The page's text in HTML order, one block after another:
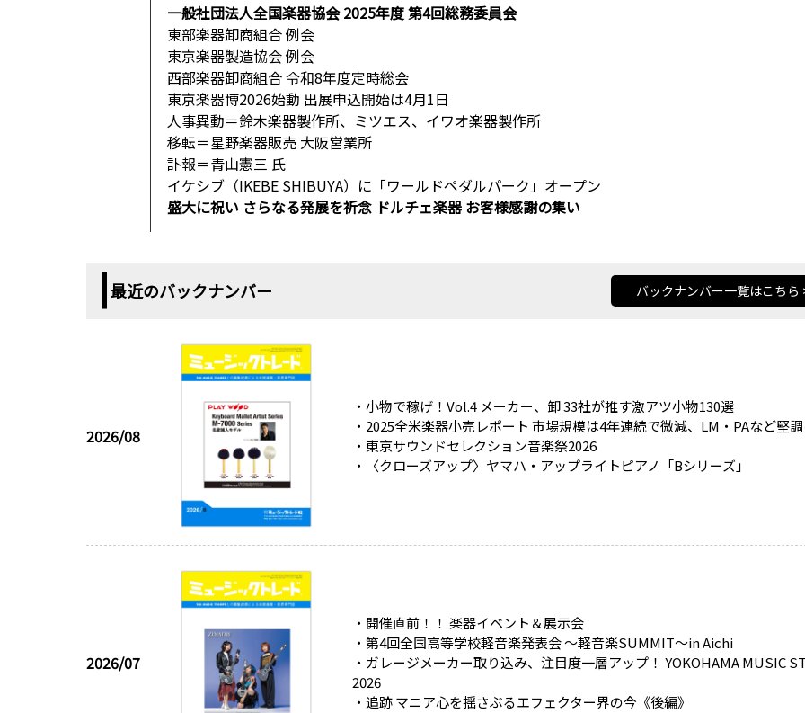
一般社団法人全国楽器協会 2025年度 第4回総務委員会
東部楽器卸商組合 例会
東京楽器製造協会 例会
西部楽器卸商組合 令和8年度定時総会
東京楽器博2026始動 出展申込開始は4月1日
人事異動＝鈴木楽器製作所、ミツエス、イワオ楽器製作所
移転＝星野楽器販売 大阪営業所
訃報＝青山憲三 氏
イケシブ（IKEBE SHIBUYA）に「ワールドペダルパーク」オープン
盛大に祝い さらなる発展を祈念 ドルチェ楽器 お客様感謝の集い
最近のバックナンバー バックナンバー一覧はこちら
2026/08
・小物で稼げ！Vol.4 メーカー、卸 33社が推す激アツ小物130選
・2025全米楽器小売レポート 市場規模は4年連続で微減、LM・PAなど堅
・東京サウンドセレクション音楽祭2026
・〈クローズアップ〉ヤマハ・アップライトピアノ「Bシリーズ」
2026/07
・開催直前！！ 楽器イベント＆展示会
・第4回全国高等学校軽音楽発表会 ～軽音楽SUMMIT～in Aichi
・ガレージメーカー取り込み、注目度一層アップ！ YOKOHAMA MUSIC
2026
・追跡 マニア心を揺さぶるエフェクター界の今《後編》